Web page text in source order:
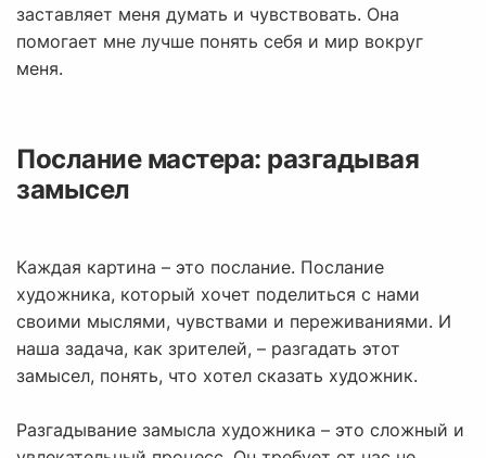
заставляет меня думать и чувствовать. Она
помогает мне лучше понять себя и мир вокруг
меня.
Послание мастера: разгадывая
замысел
Каждая картина – это послание. Послание
художника, который хочет поделиться с нами
своими мыслями, чувствами и переживаниями. И
наша задача, как зрителей, – разгадать этот
замысел, понять, что хотел сказать художник.
Разгадывание замысла художника – это сложный и